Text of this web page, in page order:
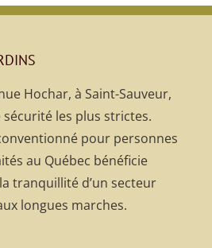
Hochar, à Saint-Sauveur,
les plus strictes.
pour personnes
au Québec bénéficie
tranquillité d’un secteur
longues marches.